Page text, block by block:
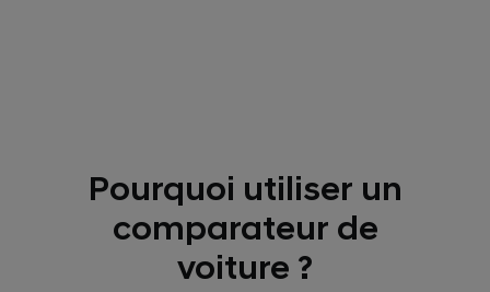
Pourquoi utiliser un
comparateur de
voiture ?